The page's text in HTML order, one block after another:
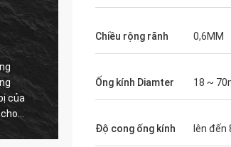
10 nhà cung cấp cho hoạt
dụng cụ quang học của
JingGong là nhà cung cấp
thể cung cấp câu trả lời
thực sự để giải quyết vấn
tôi, nhà cung cấp được đề
Optical tại
các mặt
trình tuyệt
Chiều rộng rãnh 0,6MM
Ống kính Diamter 18 ~
Độ cong ống kính lên đến